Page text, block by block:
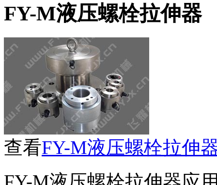
FY-M液压螺栓拉伸器
查看FY-M液压螺栓拉伸